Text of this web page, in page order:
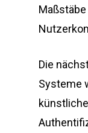
Die
Systeme